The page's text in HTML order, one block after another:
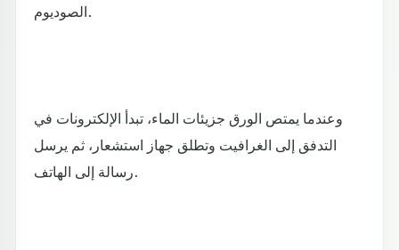
الصوديوم.
وعندما يمتص الورق جزيئات الماء، تبدأ الإلكترونات في
التدفق إلى الغرافيت وتطلق جهاز استشعار، ثم يرسل
رسالة إلى الهاتف.